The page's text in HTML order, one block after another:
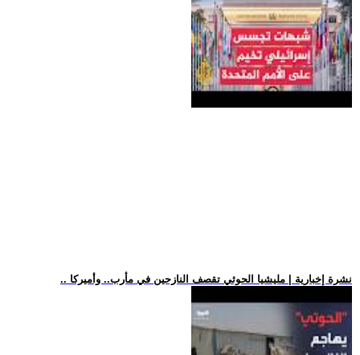
.. نشرة إخبارية | مليشيا الحوثي تقصف النازحين في مأرب.. وأميركا